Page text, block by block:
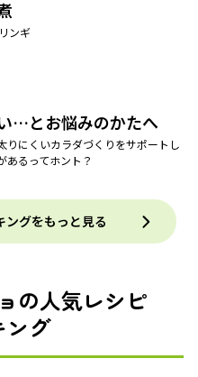
ンギ
…とお悩みのかたへ
りにくいカラダづくりをサポートし
あるってホント？
ングをもっと見る
の人気レシピ
ング